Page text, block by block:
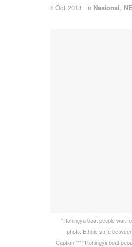
8 Oct 2018 in Nasional,
"Rohingya boat people wait
photo. Ethnic strife
Caption *** "Rohingya boat